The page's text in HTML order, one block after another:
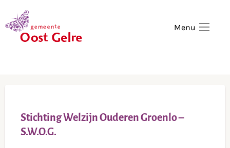
Menu
Stichting Welzijn Ouderen Groenlo –
S.W.O.G.